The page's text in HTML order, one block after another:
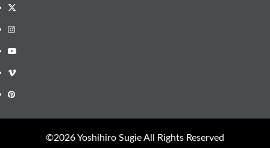
X
Instagram
Youtube
Vimeo
Pinterest
©︎2026 Yoshihiro Sugie All Rights Reserved